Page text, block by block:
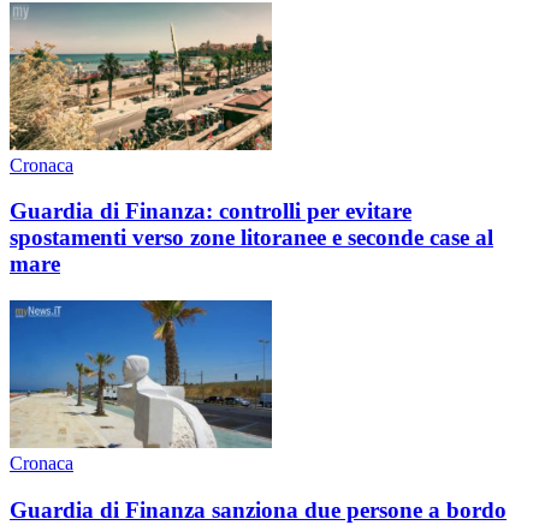
Cronaca
Guardia di Finanza: controlli per evitare
spostamenti verso zone litoranee e seconde case al
mare
Cronaca
Guardia di Finanza sanziona due persone a bordo